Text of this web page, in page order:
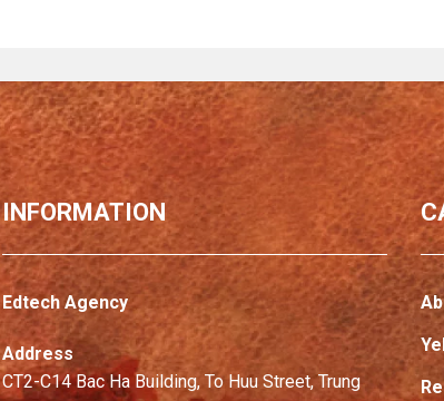
INFORMATION
Edtech Agency
Address
CT2-C14 Bac Ha Building, To Huu Street, Trung